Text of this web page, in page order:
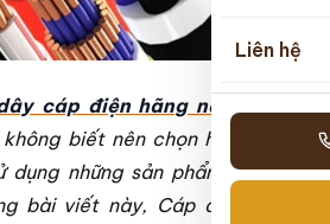
Liên hệ
cáp điện hãng nào tốt
biết nên chọn hãng nào và
dụng những sản phẩm kém chất
bài viết này, Cáp điện TCT sẽ